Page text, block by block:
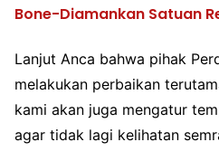
Bone-Diamankan Satuan
Lanjut Anca bahwa pihak
melakukan perbaikan
kami akan juga mengatur
agar tidak lagi kelihatan